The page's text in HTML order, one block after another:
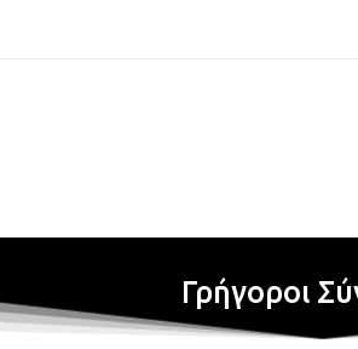
Γρήγοροι